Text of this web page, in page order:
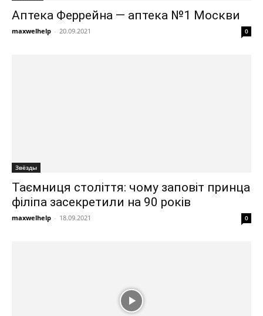
Аптека Феррейна — аптека №1 Москви
maxwelhelp - 20.09.2021 0
Звёзды
Таємниця століття: чому заповіт принца
філіпа засекретили на 90 років
maxwelhelp - 18.09.2021 0